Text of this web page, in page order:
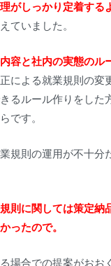
がしっかり定着する
ていました。
容と社内の実態のル
による就業規則の変
るルール作りをした
です。
規則の運用が不十分
則に関しては策定納
ったので。
場合での提案がおお